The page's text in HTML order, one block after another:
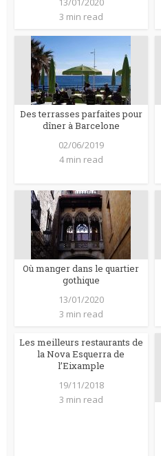
3 min read
Des terrasses parfaites pour
dîner à Barcelone
02/06/2019
4 min read
Où manger dans le quartier
gothique
13/01/2020
3 min read
Les meilleurs restaurants de
la Nova Esquerra de
l’Eixample
19/11/2018
3 min read